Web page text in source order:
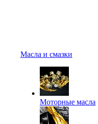
Масла и смазки
Моторные масла